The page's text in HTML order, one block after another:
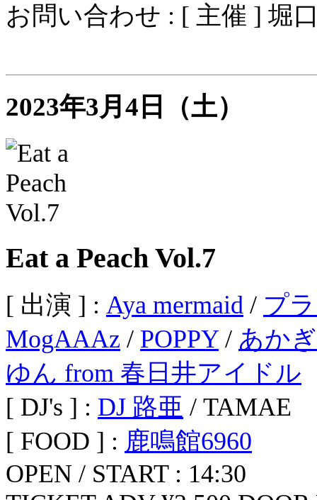
お問い合わせ : [ 主催 ] 堀
2023年3月4日（土）
Eat a Peach Vol.7
[ 出演 ] : Aya mermaid / プ
MogAAAz / POPPY / あか
ゆん from 春日井アイドル
[ DJ's ] : DJ 路亜 / TAMAE
[ FOOD ] : 鹿鳴館6960
OPEN / START : 14:30